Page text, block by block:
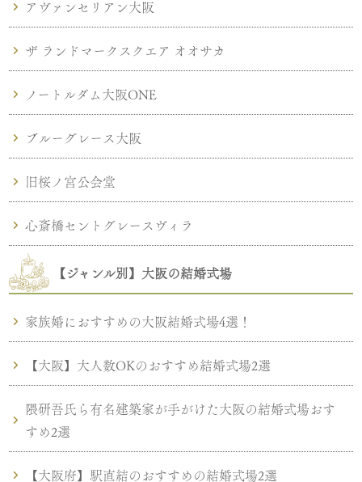
アヴァンセリアン大阪
ザ ランドマークスクエア オオサカ
ノートルダム大阪ONE
ブルーグレース大阪
旧桜ノ宮公会堂
心斎橋セントグレースヴィラ
【ジャンル別】大阪の結婚式場
家族婚におすすめの大阪結婚式場4選！
【大阪】大人数OKのおすすめ結婚式場2選
隈研吾氏ら有名建築家が手がけた大阪の結婚式場おす
すめ2選
【大阪府】駅直結のおすすめの結婚式場2選